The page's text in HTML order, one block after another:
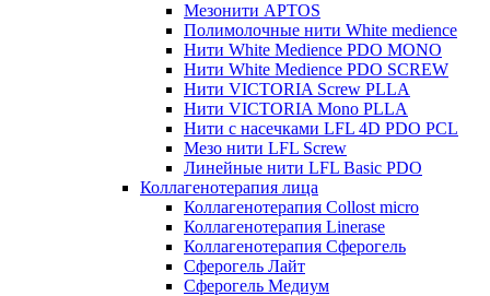
Мезонити APTOS
Полимолочные нити White medience
Нити White Medience PDO MONO
Нити White Medience PDO SCREW
Нити VICTORIA Screw PLLA
Нити VICTORIA Mono PLLA
Нити с насечками LFL 4D PDO PCL
Мезо нити LFL Screw
Линейные нити LFL Basic PDO
Коллагенотерапия лица
Коллагенотерапия Collost micro
Коллагенотерапия Linerase
Коллагенотерапия Сферогель
Сферогель Лайт
Сферогель Медиум